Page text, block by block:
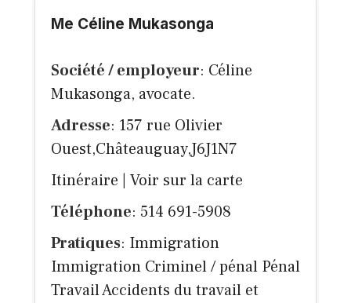
Me Céline Mukasonga
Société / employeur: Céline
Mukasonga, avocate.
Adresse: 157 rue Olivier
Ouest,Châteauguay,J6J1N7
Itinéraire
Voir sur la carte
Téléphone: 514 691-5908
Pratiques: Immigration
Immigration Criminel / pénal Pénal
Travail Accidents du travail et